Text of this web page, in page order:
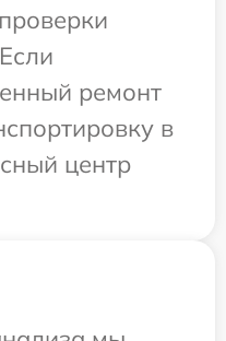
ремонт
в
центр